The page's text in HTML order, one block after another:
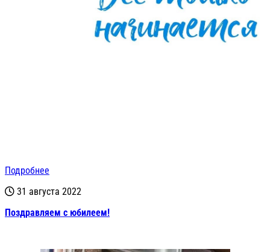
Подробнее
31 августа 2022
Поздравляем с юбилеем!